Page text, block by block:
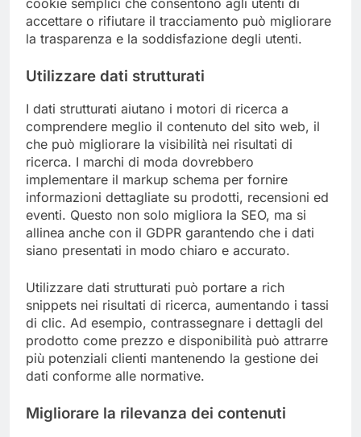
accettare o rifiutare il tracciamento può migliorare
la trasparenza e la soddisfazione degli utenti.
Utilizzare dati strutturati
I dati strutturati aiutano i motori di ricerca a
comprendere meglio il contenuto del sito web, il
che può migliorare la visibilità nei risultati di
ricerca. I marchi di moda dovrebbero
implementare il markup schema per fornire
informazioni dettagliate su prodotti, recensioni ed
eventi. Questo non solo migliora la SEO, ma si
allinea anche con il GDPR garantendo che i dati
siano presentati in modo chiaro e accurato.
Utilizzare dati strutturati può portare a rich
snippets nei risultati di ricerca, aumentando i tassi
di clic. Ad esempio, contrassegnare i dettagli del
prodotto come prezzo e disponibilità può attrarre
più potenziali clienti mantenendo la gestione dei
dati conforme alle normative.
Migliorare la rilevanza dei contenuti